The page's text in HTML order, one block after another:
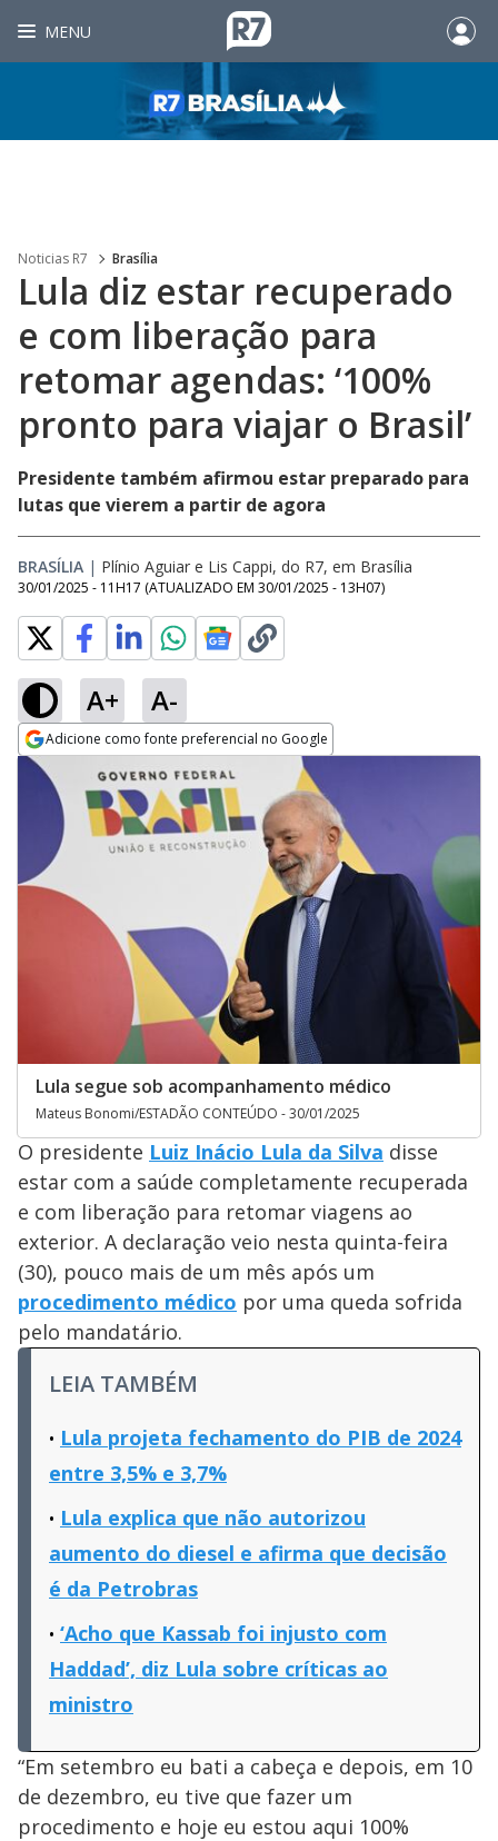
MENU
Noticias R7 Brasília
Lula diz estar recuperado
e com liberação para
retomar agendas: ‘100%
pronto para viajar o Brasil’
Presidente também afirmou estar preparado para
lutas que vierem a partir de agora
BRASÍLIA | Plínio Aguiar e Lis Cappi, do R7, em Brasília
30/01/2025 - 11H17 (ATUALIZADO EM 30/01/2025 - 13H07)
A+ A-
Adicione como fonte preferencial no Google
Opens in new window
Lula segue sob acompanhamento médico
Mateus Bonomi/ESTADÃO CONTEÚDO - 30/01/2025
O presidente Luiz Inácio Lula da Silva disse
estar com a saúde completamente recuperada
e com liberação para retomar viagens ao
exterior. A declaração veio nesta quinta-feira
(30), pouco mais de um mês após um
procedimento médico por uma queda sofrida
pelo mandatário.
LEIA TAMBÉM
Lula projeta fechamento do PIB de 2024
entre 3,5% e 3,7%
Lula explica que não autorizou
aumento do diesel e afirma que decisão
é da Petrobras
‘Acho que Kassab foi injusto com
Haddad’, diz Lula sobre críticas ao
ministro
“Em setembro eu bati a cabeça e depois, em 10
de dezembro, eu tive que fazer um
procedimento e hoje eu estou aqui 100%